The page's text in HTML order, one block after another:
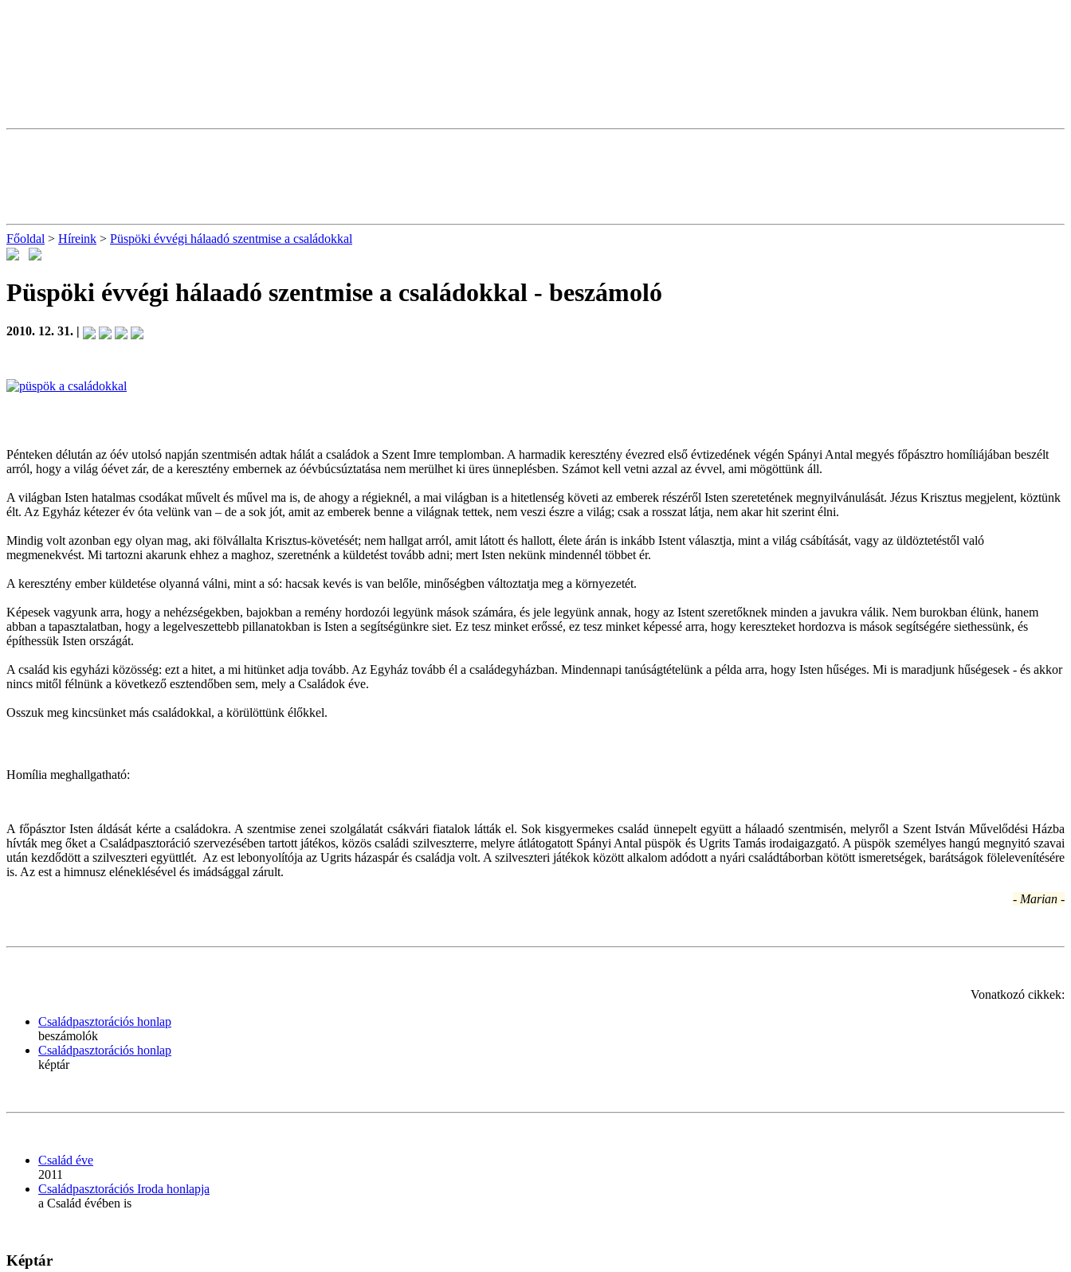
Főoldal > Híreink > Püspöki évvégi hálaadó szentmise a családokkal
Püspöki évvégi hálaadó szentmise a családokkal - beszámoló
2010. 12. 31. |
Pénteken délután az óév utolsó napján szentmisén adtak hálát a családok a Szent Imre templomban. A harmadik keresztény évezred első évtizedének végén Spányi Antal megyés főpásztro homíliájában beszélt
arról, hogy a világ óévet zár, de a keresztény embernek az óévbúcsúztatása nem merülhet ki üres ünneplésben. Számot kell vetni azzal az évvel, ami mögöttünk áll.
A világban Isten hatalmas csodákat művelt és művel ma is, de ahogy a régieknél, a mai világban is a hitetlenség követi az emberek részéről Isten szeretetének megnyilvánulását. Jézus Krisztus megjelent, köztünk
élt. Az Egyház kétezer év óta velünk van – de a sok jót, amit az emberek benne a világnak tettek, nem veszi észre a világ; csak a rosszat látja, nem akar hit szerint élni.
Mindig volt azonban egy olyan mag, aki fölvállalta Krisztus-követését; nem hallgat arról, amit látott és hallott, élete árán is inkább Istent választja, mint a világ csábítását, vagy az üldöztetéstől való
megmenekvést. Mi tartozni akarunk ehhez a maghoz, szeretnénk a küldetést tovább adni; mert Isten nekünk mindennél többet ér.
A keresztény ember küldetése olyanná válni, mint a só: hacsak kevés is van belőle, minőségben változtatja meg a környezetét.
Képesek vagyunk arra, hogy a nehézségekben, bajokban a remény hordozói legyünk mások számára, és jele legyünk annak, hogy az Istent szeretőknek minden a javukra válik. Nem burokban élünk, hanem
abban a tapasztalatban, hogy a legelveszettebb pillanatokban is Isten a segítségünkre siet. Ez tesz minket erőssé, ez tesz minket képessé arra, hogy kereszteket hordozva is mások segítségére siethessünk, és
építhessük Isten országát.
A család kis egyházi közösség: ezt a hitet, a mi hitünket adja tovább. Az Egyház tovább él a családegyházban. Mindennapi tanúságtételünk a példa arra, hogy Isten hűséges. Mi is maradjunk hűségesek - és akkor
nincs mitől félnünk a következő esztendőben sem, mely a Családok éve.
Osszuk meg kincsünket más családokkal, a körülöttünk élőkkel.
Homília meghallgatható:
A főpásztor Isten áldását kérte a családokra. A szentmise zenei szolgálatát csákvári fiatalok látták el. Sok kisgyermekes család ünnepelt együtt a hálaadó szentmisén, melyről a Szent István Művelődési Házba
hívták meg őket a Családpasztoráció szervezésében tartott játékos, közös családi szilveszterre, melyre átlátogatott Spányi Antal püspök és Ugrits Tamás irodaigazgató. A püspök személyes hangú megnyitó szavai
után kezdődött a szilveszteri együttlét. Az est lebonyolítója az Ugrits házaspár és családja volt. A szilveszteri játékok között alkalom adódott a nyári családtáborban kötött ismeretségek, barátságok fölelevenítésére
is. Az est a himnusz eléneklésével és imádsággal zárult.
- Marian -
Vonatkozó cikkek:
Családpasztorációs honlap
beszámolók
Családpasztorációs honlap
képtár
Család éve
2011
Családpasztorációs Iroda honlapja
a Család évében is
Képtár